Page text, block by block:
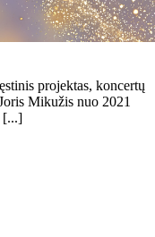
projektas, koncertų
Mikužis nuo 2021
[...]